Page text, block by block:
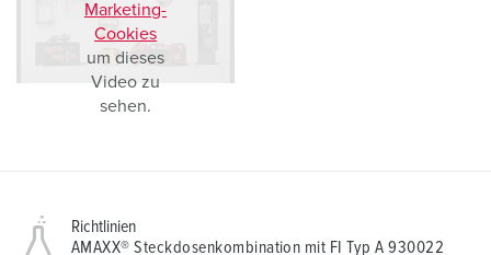
Marketing-
Cookies
um dieses
Video zu
sehen.
Richtlinien
AMAXX® Steckdosenkombination mit FI Typ A 930022